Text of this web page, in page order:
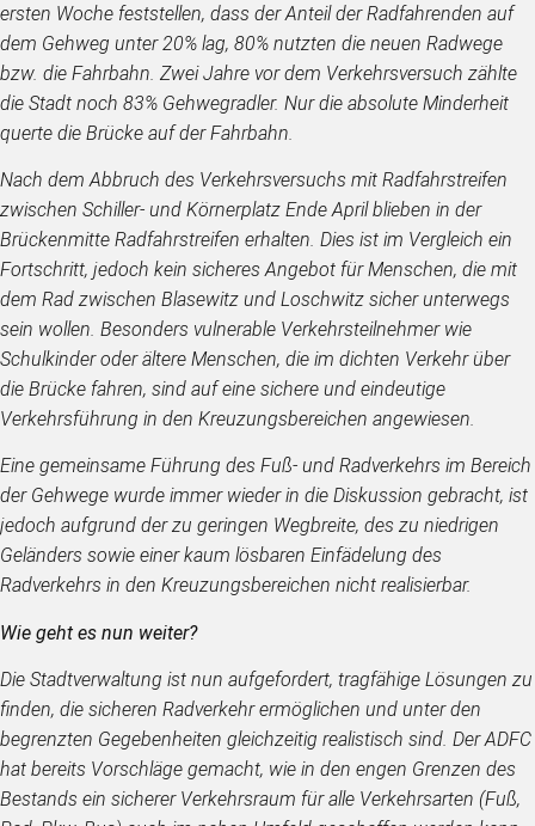
ersten Woche feststellen, dass der Anteil der Radfahrenden auf
dem Gehweg unter 20% lag, 80% nutzten die neuen Radwege
bzw. die Fahrbahn. Zwei Jahre vor dem Verkehrsversuch zählte
die Stadt noch 83% Gehwegradler. Nur die absolute Minderheit
querte die Brücke auf der Fahrbahn.
Nach dem Abbruch des Verkehrsversuchs mit Radfahrstreifen
zwischen Schiller- und Körnerplatz Ende April blieben in der
Brückenmitte Radfahrstreifen erhalten. Dies ist im Vergleich ein
Fortschritt, jedoch kein sicheres Angebot für Menschen, die mit
dem Rad zwischen Blasewitz und Loschwitz sicher unterwegs
sein wollen. Besonders vulnerable Verkehrsteilnehmer wie
Schulkinder oder ältere Menschen, die im dichten Verkehr über
die Brücke fahren, sind auf eine sichere und eindeutige
Verkehrsführung in den Kreuzungsbereichen angewiesen.
Eine gemeinsame Führung des Fuß- und Radverkehrs im Bereich
der Gehwege wurde immer wieder in die Diskussion gebracht, ist
jedoch aufgrund der zu geringen Wegbreite, des zu niedrigen
Geländers sowie einer kaum lösbaren Einfädelung des
Radverkehrs in den Kreuzungsbereichen nicht realisierbar.
Wie geht es nun weiter?
Die Stadtverwaltung ist nun aufgefordert, tragfähige Lösungen zu
finden, die sicheren Radverkehr ermöglichen und unter den
begrenzten Gegebenheiten gleichzeitig realistisch sind. Der ADFC
hat bereits Vorschläge gemacht, wie in den engen Grenzen des
Bestands ein sicherer Verkehrsraum für alle Verkehrsarten (Fuß,